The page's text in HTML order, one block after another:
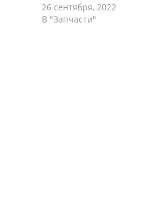
26 сентября, 2022
В "Запчасти"